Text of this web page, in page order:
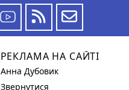
РЕКЛАМА НА САЙТІ
Анна Дубовик
Звернутися